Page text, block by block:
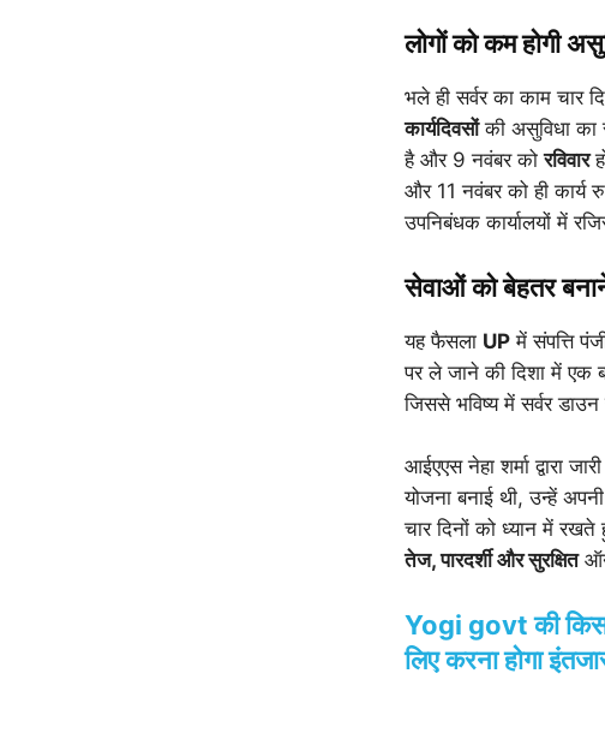
लोगों को कम होगी
भले ही सर्वर का काम
कार्यदिवसोंकी असुविधा का
है और 9 नवंबर कोरविवार
और 11 नवंबर को ही कार्य
उपनिबंधक कार्यालयों में
सेवाओं को बेहतर
यह फैसला UP में संपत्ति
पर ले जाने की दिशा में एक
जिससे भविष्य में सर्वर
आईएएस नेहा शर्मा द्वारा
योजना बनाई थी, उन्हें
चार दिनों को ध्यान में
तेज, पारदर्शी और सुरक्षित
Yogi govt की
लिए करना होगा